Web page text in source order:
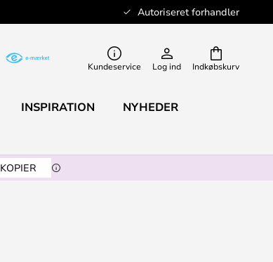
Autoriseret forhandler
Indkøbskurv
Kundeservice Log ind
INSPIRATION NYHEDER
KOPIER